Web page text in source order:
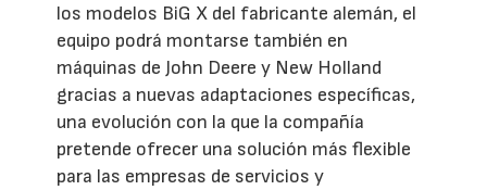
los modelos BiG X del fabricante alemán, el
equipo podrá montarse también en
máquinas de John Deere y New Holland
gracias a nuevas adaptaciones específicas,
una evolución con la que la compañía
pretende ofrecer una solución más flexible
para las empresas de servicios y